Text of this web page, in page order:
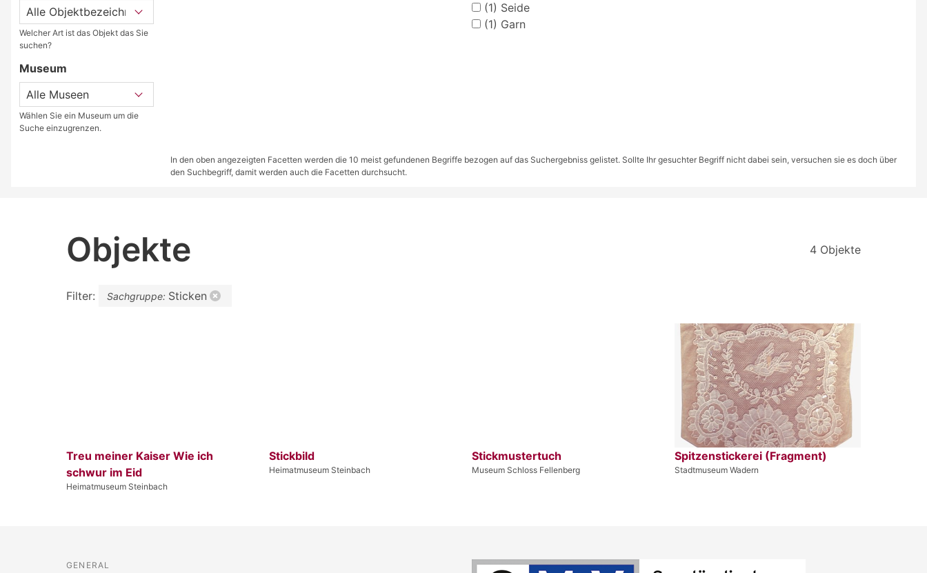
Welcher Art ist das Objekt das Sie
suchen?
Museum
Wählen Sie ein Museum um die
Suche einzugrenzen.
(1) Seide
(1) Garn
In den oben angezeigten Facetten werden die 10 meist gefundenen Begriffe bezogen auf das Suchergebniss gelistet. Sollte Ihr gesuchter Begriff nicht dabei sein, versuchen sie es doch über
den Suchbegriff, damit werden auch die Facetten durchsucht.
Objekte 4 Objekte
Filter: Sachgruppe: Sticken
Treu meiner Kaiser Wie ich
schwur im Eid
Heimatmuseum Steinbach
Stickbild
Heimatmuseum Steinbach
Stickmustertuch
Museum Schloss Fellenberg
Spitzenstickerei (Fragment)
Stadtmuseum Wadern
GENERAL